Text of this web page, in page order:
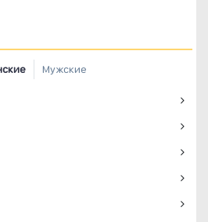
Мужские